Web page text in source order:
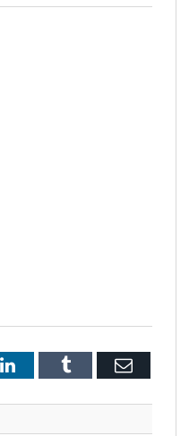
LinkedInTumblr Email